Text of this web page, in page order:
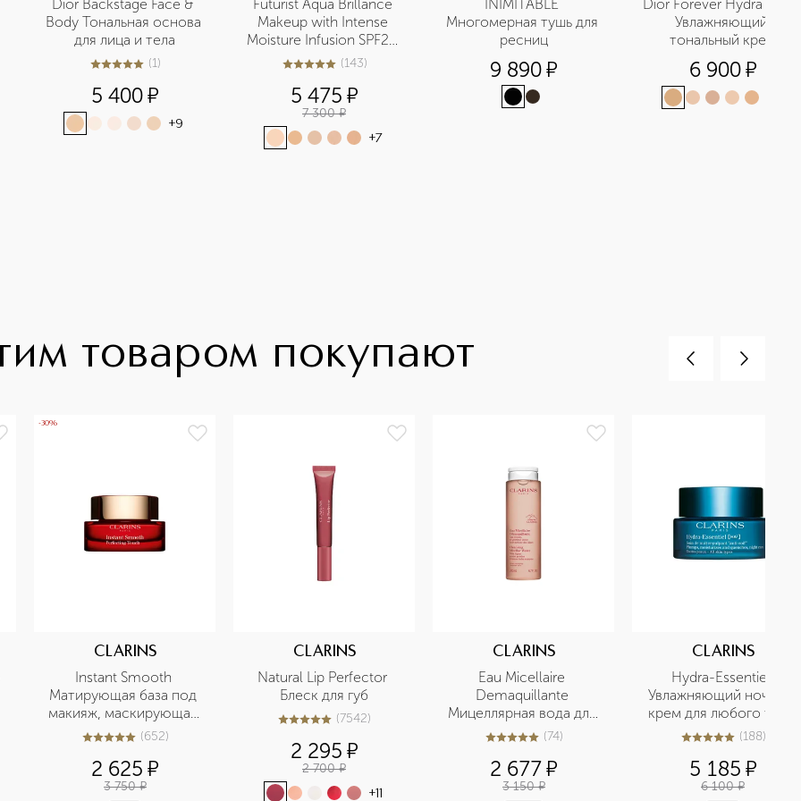
Dior Backstage Face &
Body Тональная основа
для лица и тела
5из 51 (1)
5 400¤
+9
Futurist Aqua Brillance
Makeup with Intense
Moisture Infusion SPF20
Тональный крем,
SPF20
5из 5143 (143)
5 475 ¤
7 300 ¤
+7
INIMITABLE
Многомерная тушь для
ресниц
9 890¤
Dior Forever Hydra Nude
Увлажняющий
тональный крем
6 900¤
товаром покупают
-30%
CLARINS
Instant Smooth
Матирующая база под
макияж, маскирующая
морщины
5из 5652 (652)
2 625 ¤
3 750 ¤
CLARINS
Natural Lip Perfector
Блеск для губ
5из 57542 (7542)
2 295 ¤
2 700 ¤
+11
CLARINS
Eau Micellaire
Demaquillante
Мицеллярная вода для
чувствительной кожи
5из 574 (74)
2 677¤
3 150 ¤
CLARINS
Hydra-Essentiel
Увлажняющий ночной
крем для любого типа
кожи
5из 5188 (188)
5 185 ¤
6 100 ¤